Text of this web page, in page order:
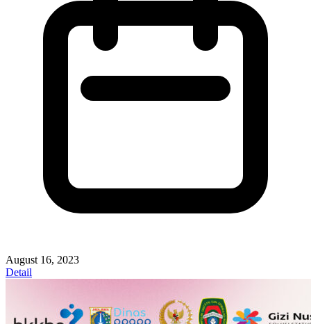
August 16, 2023
Detail